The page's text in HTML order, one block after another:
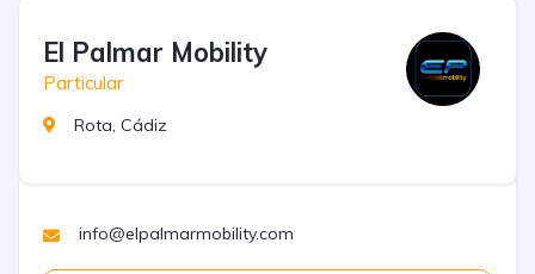
El Palmar Mobility
Particular
Rota, Cádiz
info@elpalmarmobility.com